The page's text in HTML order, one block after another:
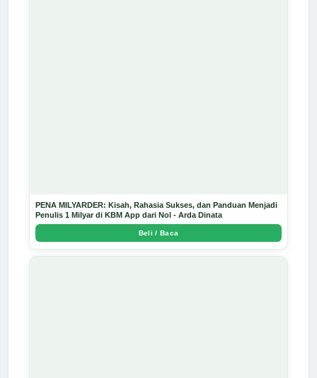
PENA MILYARDER: Kisah, Rahasia Sukses, dan Panduan Menjadi
Penulis 1 Milyar di KBM App dari Nol - Arda Dinata
Beli / Baca